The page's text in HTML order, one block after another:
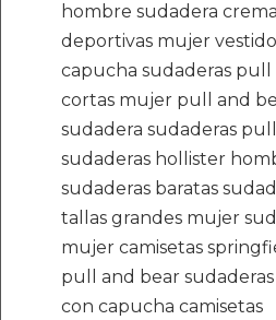
hombre sudadera
deportivas mujer
capucha sudaderas pull
cortas mujer pull and
sudadera sudaderas
sudaderas hollister
sudaderas baratas
tallas grandes mujer
mujer camisetas
pull and bear
con capucha camisetas